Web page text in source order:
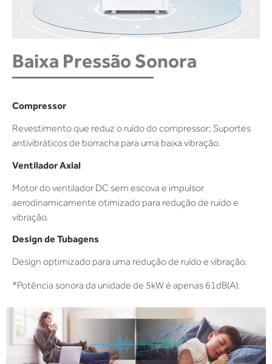
Baixa Pressão Sonora
Compressor
Revestimento que reduz o ruído do compressor; Suportes
antivibráticos de borracha para uma baixa vibração.
Ventilador Axial
Motor do ventilador DC sem escova e impulsor
aerodinamicamente otimizado para redução de ruído e
vibração.
Design de Tubagens
Design optimizado para uma redução de ruído e vibração.
*Potência sonora da unidade de 5kW é apenas 61dB(A).